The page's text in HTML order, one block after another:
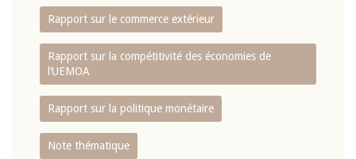
Rapport sur le commerce extérieur
Rapport sur la compétitivité des économies de
l‘UEMOA
Rapport sur la politique monétaire
Note thématique